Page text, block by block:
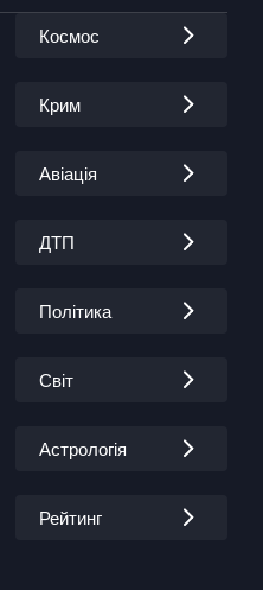
Космос
Крим
Авіація
ДТП
Політика
Світ
Астрологія
Рейтинг